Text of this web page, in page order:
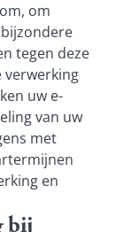
om
tegen deze
verwerking
uw e-
van uw
met
en
bij